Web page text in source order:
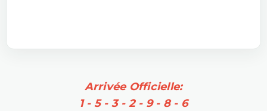
Arrivée Officielle:
1 - 5 - 3 - 2 - 9 - 8 - 6